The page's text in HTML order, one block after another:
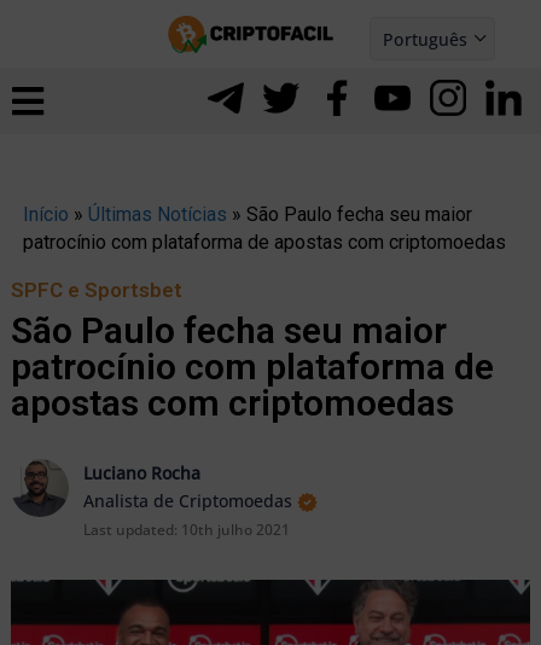
Português
Español
Início » Últimas Notícias » São Paulo fecha seu maior
patrocínio com plataforma de apostas com criptomoedas
SPFC e Sportsbet
São Paulo fecha seu maior
patrocínio com plataforma de
apostas com criptomoedas
Luciano Rocha
Analista de Criptomoedas
Last updated: 10th julho 2021